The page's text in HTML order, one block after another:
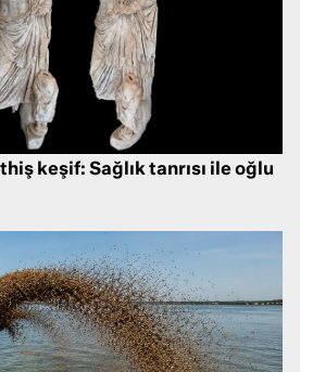
keşif: Sağlık tanrısı ile oğlu